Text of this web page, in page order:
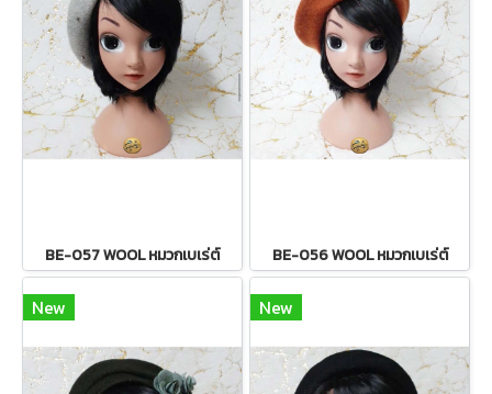
BE-057 WOOL หมวกเบเร่ต์ BE-056 WOOL หมวกเบเร่ต์
New New